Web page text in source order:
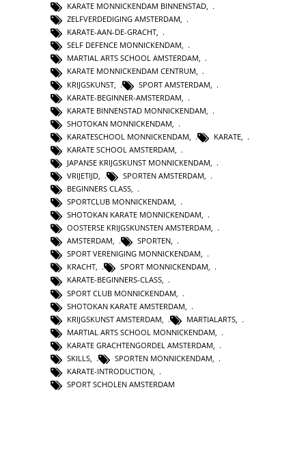
KARATE MONNICKENDAM BINNENSTAD,
ZELFVERDEDIGING AMSTERDAM,
KARATE-AAN-DE-GRACHT,
SELF DEFENCE MONNICKENDAM,
MARTIAL ARTS SCHOOL AMSTERDAM,
KARATE MONNICKENDAM CENTRUM,
KRIJGSKUNST
SPORT AMSTERDAM
KARATE-BEGINNER-AMSTERDAM
KARATE BINNENSTAD MONNICKENDAM
SHOTOKAN MONNICKENDAM
KARATESCHOOL MONNICKENDAM
KARATE
KARATE SCHOOL AMSTERDAM
JAPANSE KRIJGSKUNST MONNICKENDAM
VRIJETIJD
SPORTEN AMSTERDAM
BEGINNERS CLASS,
SPORTCLUB MONNICKENDAM,
SHOTOKAN KARATE MONNICKENDAM,
OOSTERSE KRIJGSKUNSTEN AMSTERDAM,
AMSTERDAM, SPORTEN,
SPORT VERENIGING MONNICKENDAM,
KRACHT, SPORT MONNICKENDAM,
KARATE-BEGINNERS-CLASS,
SPORT CLUB MONNICKENDAM
SHOTOKAN KARATE AMSTERDAM
KRIJGSKUNST AMSTERDAM
MARTIALARTS
MARTIAL ARTS SCHOOL MONNICKENDAM
KARATE GRACHTENGORDEL AMSTERDAM
SKILLS
SPORTEN MONNICKENDAM
KARATE-INTRODUCTION
SPORT SCHOLEN AMSTERDAM